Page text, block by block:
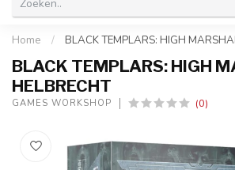
Home / BLACK TEMPLARS: HIGH
BLACK TEMPLARS: HIGH
HELBRECHT
GAMES WORKSHOP (0)